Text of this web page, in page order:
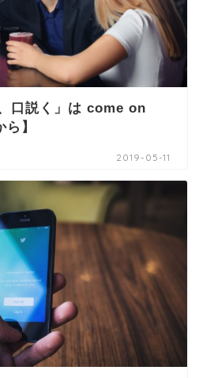
口説く」は come on
】
2019-05-11